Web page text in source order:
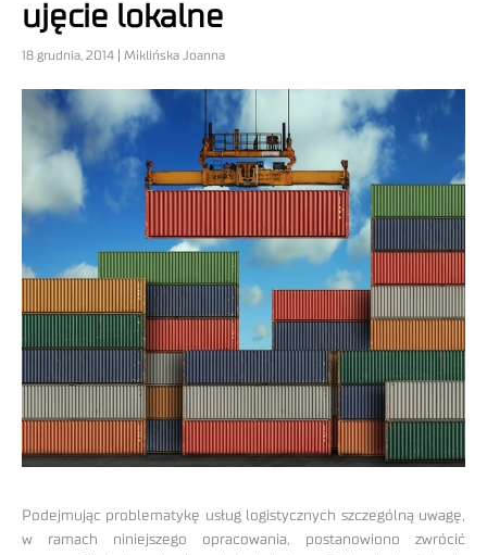
ujęcie lokalne
18 grudnia, 2014 | Miklińska Joanna
Podejmując problematykę usług logistycznych szczególną uwagę,
w ramach niniejszego opracowania, postanowiono zwrócić